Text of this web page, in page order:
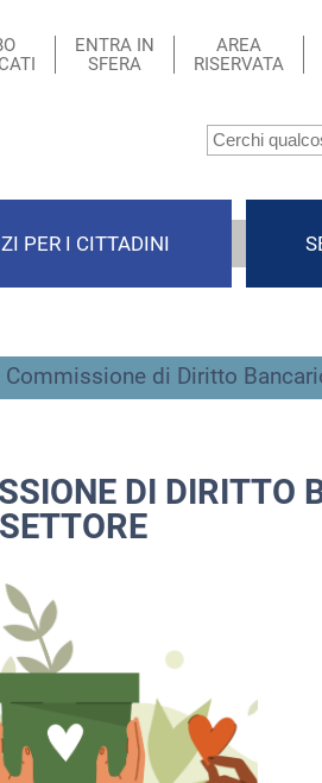
ENTRA IN
SFERA
AREA
RISERVATA
PER I CITTADINI
Commissione di Diritto
DI DIRITTO